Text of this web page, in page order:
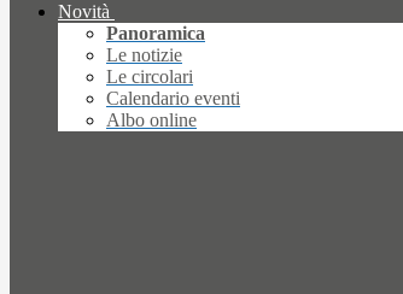
Novità
Panoramica
Le notizie
Le circolari
Calendario eventi
Albo online